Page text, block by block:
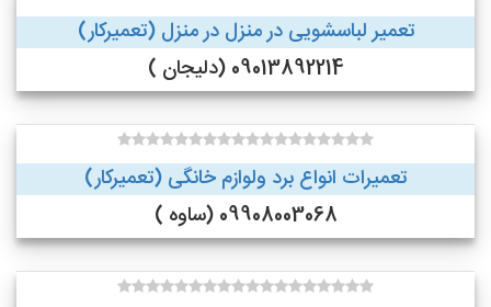
تعمیر لباسشویی در منزل در منزل (تعمیرکار)
09013892214 (دلیجان )
تعمیرات انواع برد ولوازم خانگی (تعمیرکار)
09908003068 (ساوه )